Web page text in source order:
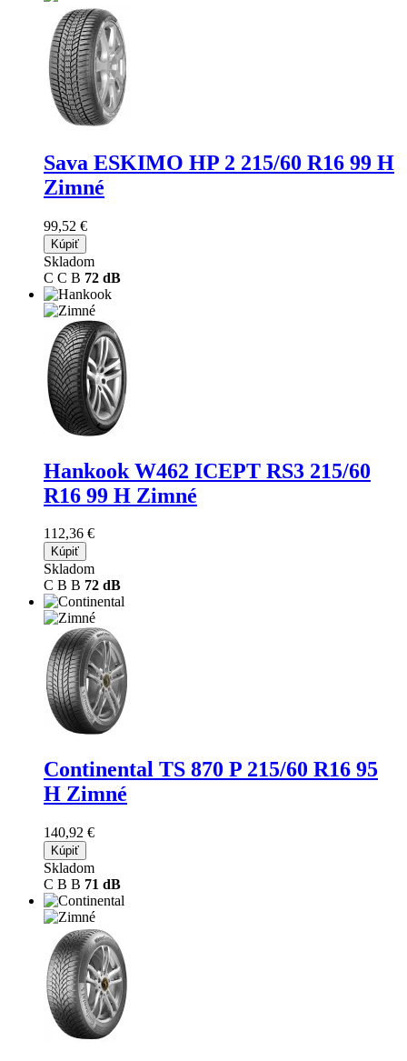
Sava ESKIMO HP 2 215/60 R16 99 H
Zimné
99,52 €
Kúpiť
Skladom
C C B 72 dB
Hankook W462 ICEPT RS3 215/60
R16 99 H Zimné
112,36 €
Kúpiť
Skladom
C B B 72 dB
Continental TS 870 P 215/60 R16 95
H Zimné
140,92 €
Kúpiť
Skladom
C B B 71 dB